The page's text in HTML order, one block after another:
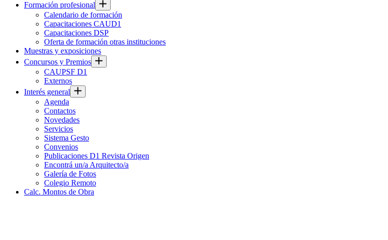
Formación profesional
Calendario de formación
Capacitaciones CAUD1
Capacitaciones DSP
Oferta de formación otras instituciones
Muestras y exposiciones
Concursos y Premios
CAUPSF D1
Externos
Interés general
Agenda
Contactos
Novedades
Servicios
Sistema Gesto
Convenios
Publicaciones D1 Revista Origen
Encontrá un/a Arquitecto/a
Galería de Fotos
Colegio Remoto
Calc. Montos de Obra